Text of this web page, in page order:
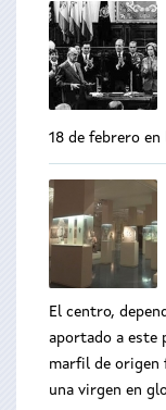
18 de febrero
El centro,
aportado a este
marfil de origen
una virgen en